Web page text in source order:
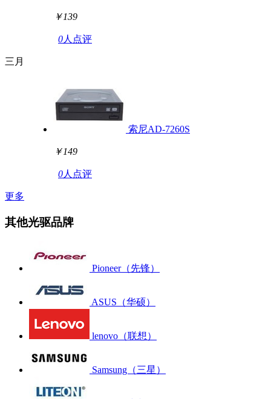
￥139
0人点评
三月
索尼AD-7260S
￥149
0人点评
更多
其他光驱品牌
Pioneer（先锋）
ASUS（华硕）
lenovo（联想）
Samsung（三星）